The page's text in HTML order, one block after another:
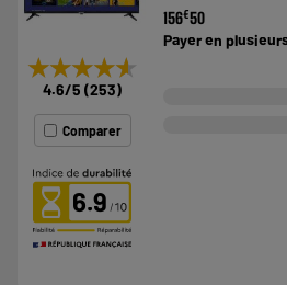
★★★★★
★★★★★
4.6/5 (253)
Comparer
6.9
156€50
Payer en